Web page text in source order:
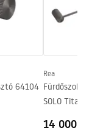
64104
Rea
Fürdőszobai
SOLO Titan
14 000 Ft